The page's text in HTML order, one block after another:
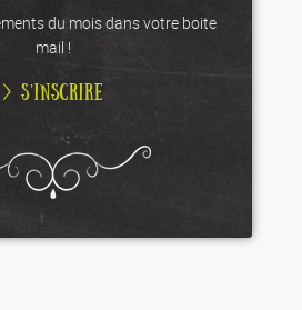
du mois dans votre boite
mail !
> S’INSCRIRE